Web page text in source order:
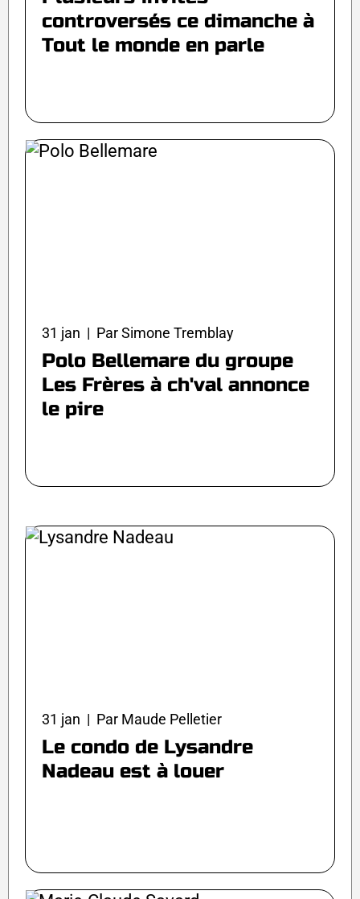
controversés ce dimanche à
Tout le monde en parle
31 jan | Par Simone Tremblay
Polo Bellemare du groupe
Les Frères à ch'val annonce
le pire
31 jan | Par Maude Pelletier
Le condo de Lysandre
Nadeau est à louer